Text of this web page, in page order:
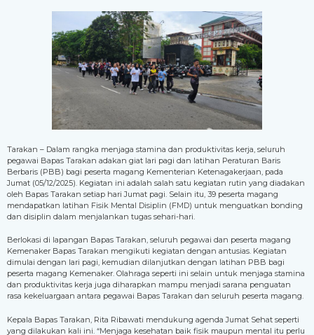
Tarakan – Dalam rangka menjaga stamina dan produktivitas kerja, seluruh
pegawai Bapas Tarakan adakan giat lari pagi dan latihan Peraturan Baris
Berbaris (PBB) bagi peserta magang Kementerian Ketenagakerjaan, pada
Jumat (05/12/2025). Kegiatan ini adalah salah satu kegiatan rutin yang diadakan
oleh Bapas Tarakan setiap hari Jumat pagi. Selain itu, 39 peserta magang
mendapatkan latihan Fisik Mental Disiplin (FMD) untuk menguatkan bonding
dan disiplin dalam menjalankan tugas sehari-hari.
Berlokasi di lapangan Bapas Tarakan, seluruh pegawai dan peserta magang
Kemenaker Bapas Tarakan mengikuti kegiatan dengan antusias. Kegiatan
dimulai dengan lari pagi, kemudian dilanjutkan dengan latihan PBB bagi
peserta magang Kemenaker. Olahraga seperti ini selain untuk menjaga stamina
dan produktivitas kerja juga diharapkan mampu menjadi sarana penguatan
rasa kekeluargaan antara pegawai Bapas Tarakan dan seluruh peserta magang.
Kepala Bapas Tarakan, Rita Ribawati mendukung agenda Jumat Sehat seperti
yang dilakukan kali ini. “Menjaga kesehatan baik fisik maupun mental itu perlu